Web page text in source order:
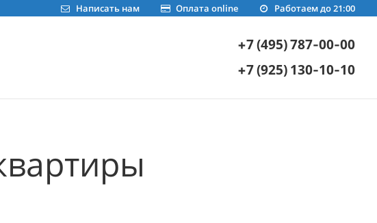
Работаем до 21:00
Оплата online
Написать нам
+7 (495) 787-00-00
+7 (925) 130-10-10